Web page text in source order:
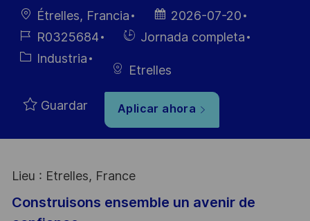
Ubicación
Étrelles, Francia
Fecha de
publicación
2026-07-20
ID de
empleo
R0325684
HiringJornada completa
Categoría
Industria
Etrelles
Guardar Aplicar ahora
Lieu : Etrelles, France
Construisons ensemble un avenir de